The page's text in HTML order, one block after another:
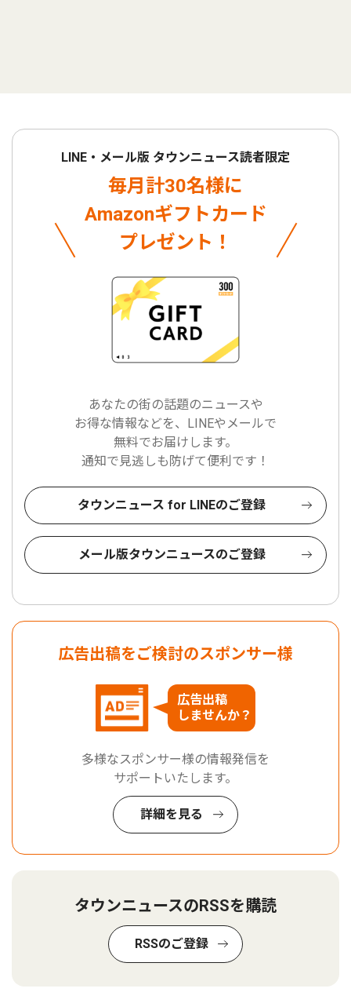
LINE・メール版 タウンニュース読者限定
毎月計30名様に
Amazonギフトカード
プレゼント！
あなたの街の話題のニュースや
お得な情報などを、LINEやメールで
無料でお届けします。
通知で見逃しも防げて便利です！
タウンニュース for LINEのご登録
メール版タウンニュースのご登録
広告出稿をご検討のスポンサー様
広告出稿
しませんか？
多様なスポンサー様の情報発信を
サポートいたします。
詳細を見る
タウンニュースのRSSを購読
RSSのご登録